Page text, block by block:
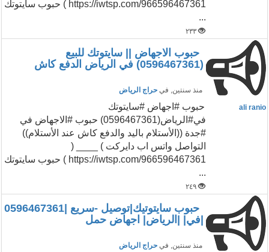
https://iwtsp.com/966596467361 ) حبوب سايتوتك
...
٢٣٣
حبوب الاجهاض || سايتوتك للبيع
(0596467361) في الرياض الدفع كاش
منذ سنتين, في حراج الرياض
ali ranio
حبوب #اجهاض #سايتوتك
في#الرياض(0596467361) حبوب #الاجهاض في
#جدة ((الأستلام باليد والدفع كاش عند الأستلام))
التواصل واتس اب دايركت ) ____ (
https://iwtsp.com/966596467361 ) حبوب سايتوتك
...
٢٤٩
حبوب سايتوتيك|توصيل -سريع |0596467361
|في| |الرياض| اجهاض حمل
منذ سنتين, في حراج الرياض